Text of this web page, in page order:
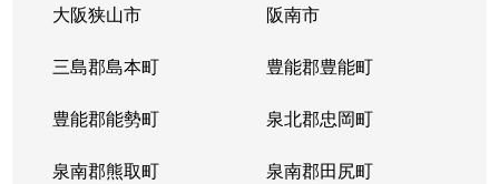
大阪狭山市 阪南市
三島郡島本町 豊能郡豊能町
豊能郡能勢町 泉北郡忠岡町
泉南郡熊取町 泉南郡田尻町